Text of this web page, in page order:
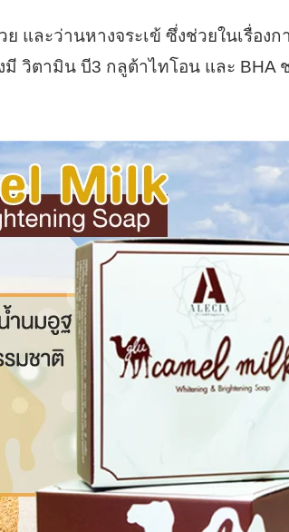
ละว่านหางจระเข้ ซึ่งช่วยในเรื่อง
วิตามิน บี3 กลูต้าไทโอน และ BHA